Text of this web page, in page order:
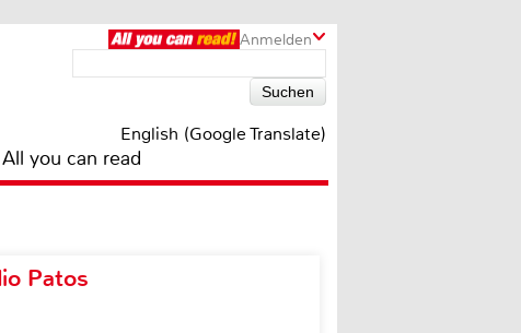
Anmelden
English (Google Translate)
All you can read
Patos